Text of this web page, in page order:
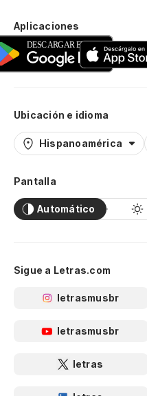
Aplicaciones
Ubicación e idioma
Hispanoamérica
Pantalla
Automático
Sigue a Letras.com
letrasmusbr
letrasmusbr
letras